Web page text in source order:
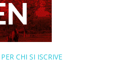
CHI SI ISCRIVE